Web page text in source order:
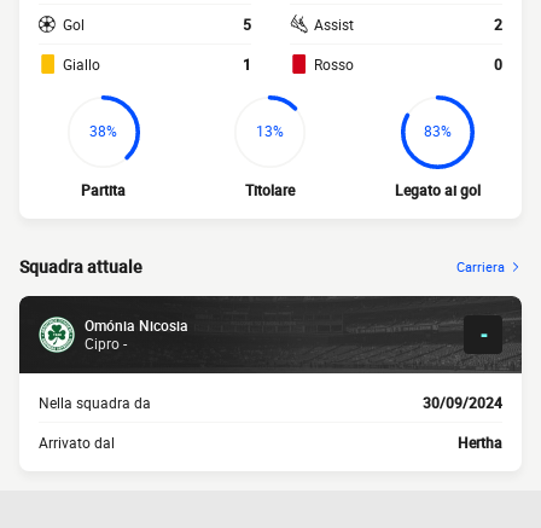
Gol 5
Giallo 1
Assist 2
Rosso 0
38%
Partita
13%
Titolare
83%
Legato ai gol
Squadra attuale Carriera
Omónia Nicosia
Cipro -
-
Nella squadra da 30/09/2024
Arrivato dal Hertha